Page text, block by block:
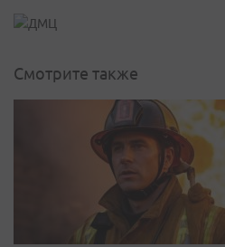
Смотрите также